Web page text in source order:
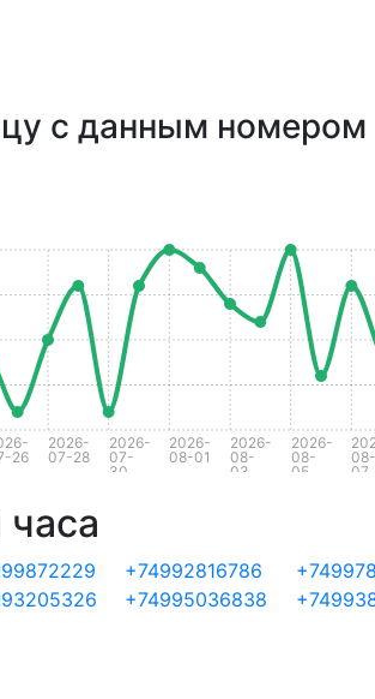
с данным номером
26
2026-
07-28
2026-
07-
30
2026-
08-01
2026-
08-
03
2026-
08-
05
08-
07
+74992816786
+74995036838